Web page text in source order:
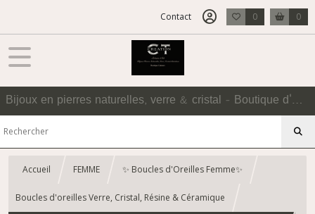
Contact 0 0
Bijoux en pierres naturelles, verre & cristal - Boutique d'Accessoires
Accueil FEMME ✨ Boucles d'Oreilles Femme✨
Boucles d'oreilles Verre, Cristal, Résine & Céramique